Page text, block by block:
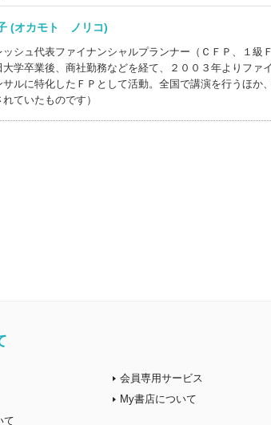
(オカモト ノリコ)
ッシュ代表ファイナンシャルプランナー（ＣＦＰ、１
大学卒業後、商社勤務などを経て、２００３年よりファ
サルに特化したＦＰとして活動。全国で講演を行うほか
ていたものです）
て
会員専用サービス
My書店について